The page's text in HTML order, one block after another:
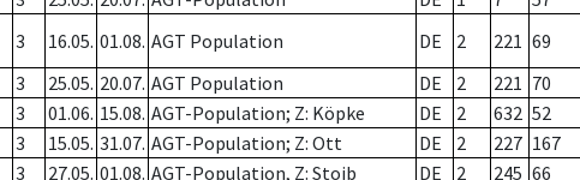
3 16.05. 01.08. AGT Population DE 2 221 69
3 25.05. 20.07. AGT Population DE 2 221 70
3 01.06. 15.08. AGT-Population; Z: Köpke DE 2 632 52
3 15.05. 31.07. AGT-Population; Z: Ott DE 2 227 167
3 27.05. 01.08. AGT-Population, Z: Stoib DE 2 245 66